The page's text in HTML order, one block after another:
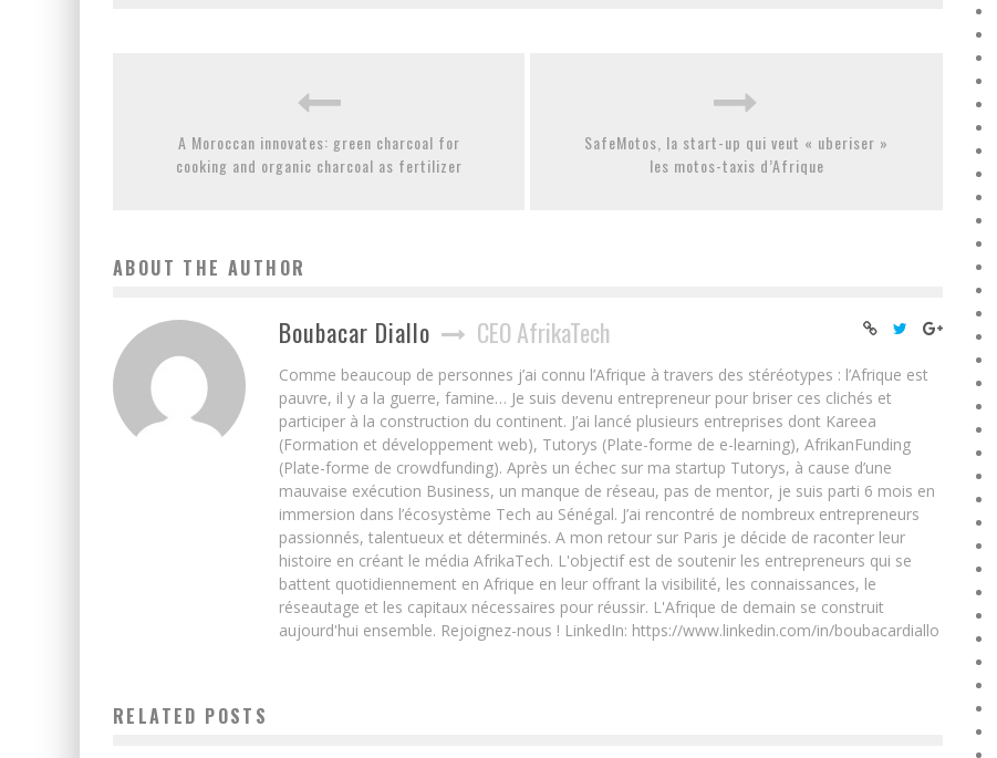
A Moroccan innovates: green charcoal for
cooking and organic charcoal as fertilizer
SafeMotos, la start-up qui veut « uberiser »
les motos-taxis d’Afrique
ABOUT THE AUTHOR
Boubacar Diallo CEO AfrikaTech
Comme beaucoup de personnes j’ai connu l’Afrique à travers des stéréotypes : l’Afrique est
pauvre, il y a la guerre, famine… Je suis devenu entrepreneur pour briser ces clichés et
participer à la construction du continent. J’ai lancé plusieurs entreprises dont Kareea
(Formation et développement web), Tutorys (Plate-forme de e-learning), AfrikanFunding
(Plate-forme de crowdfunding). Après un échec sur ma startup Tutorys, à cause d’une
mauvaise exécution Business, un manque de réseau, pas de mentor, je suis parti 6 mois en
immersion dans l’écosystème Tech au Sénégal. J’ai rencontré de nombreux entrepreneurs
passionnés, talentueux et déterminés. A mon retour sur Paris je décide de raconter leur
histoire en créant le média AfrikaTech. L'objectif est de soutenir les entrepreneurs qui se
battent quotidiennement en Afrique en leur offrant la visibilité, les connaissances, le
réseautage et les capitaux nécessaires pour réussir. L'Afrique de demain se construit
aujourd'hui ensemble. Rejoignez-nous ! LinkedIn: https://www.linkedin.com/in/boubacardiallo
RELATED POSTS